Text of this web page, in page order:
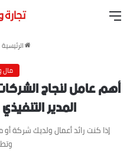
القائمة
الرئيسية
مال
أهم عامل لنجاح
المدير
إذا كنت رائد أعمال ولديك شركة